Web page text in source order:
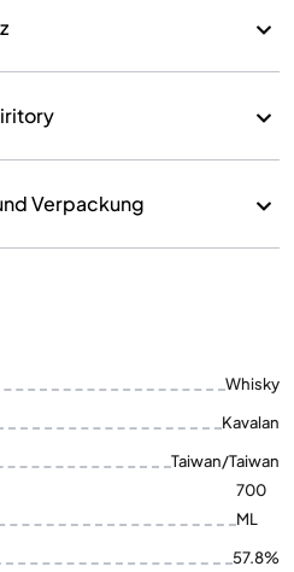
Verpackung
Whisky
Kavalan
Taiwan/Taiwan
700
ML
57.8%